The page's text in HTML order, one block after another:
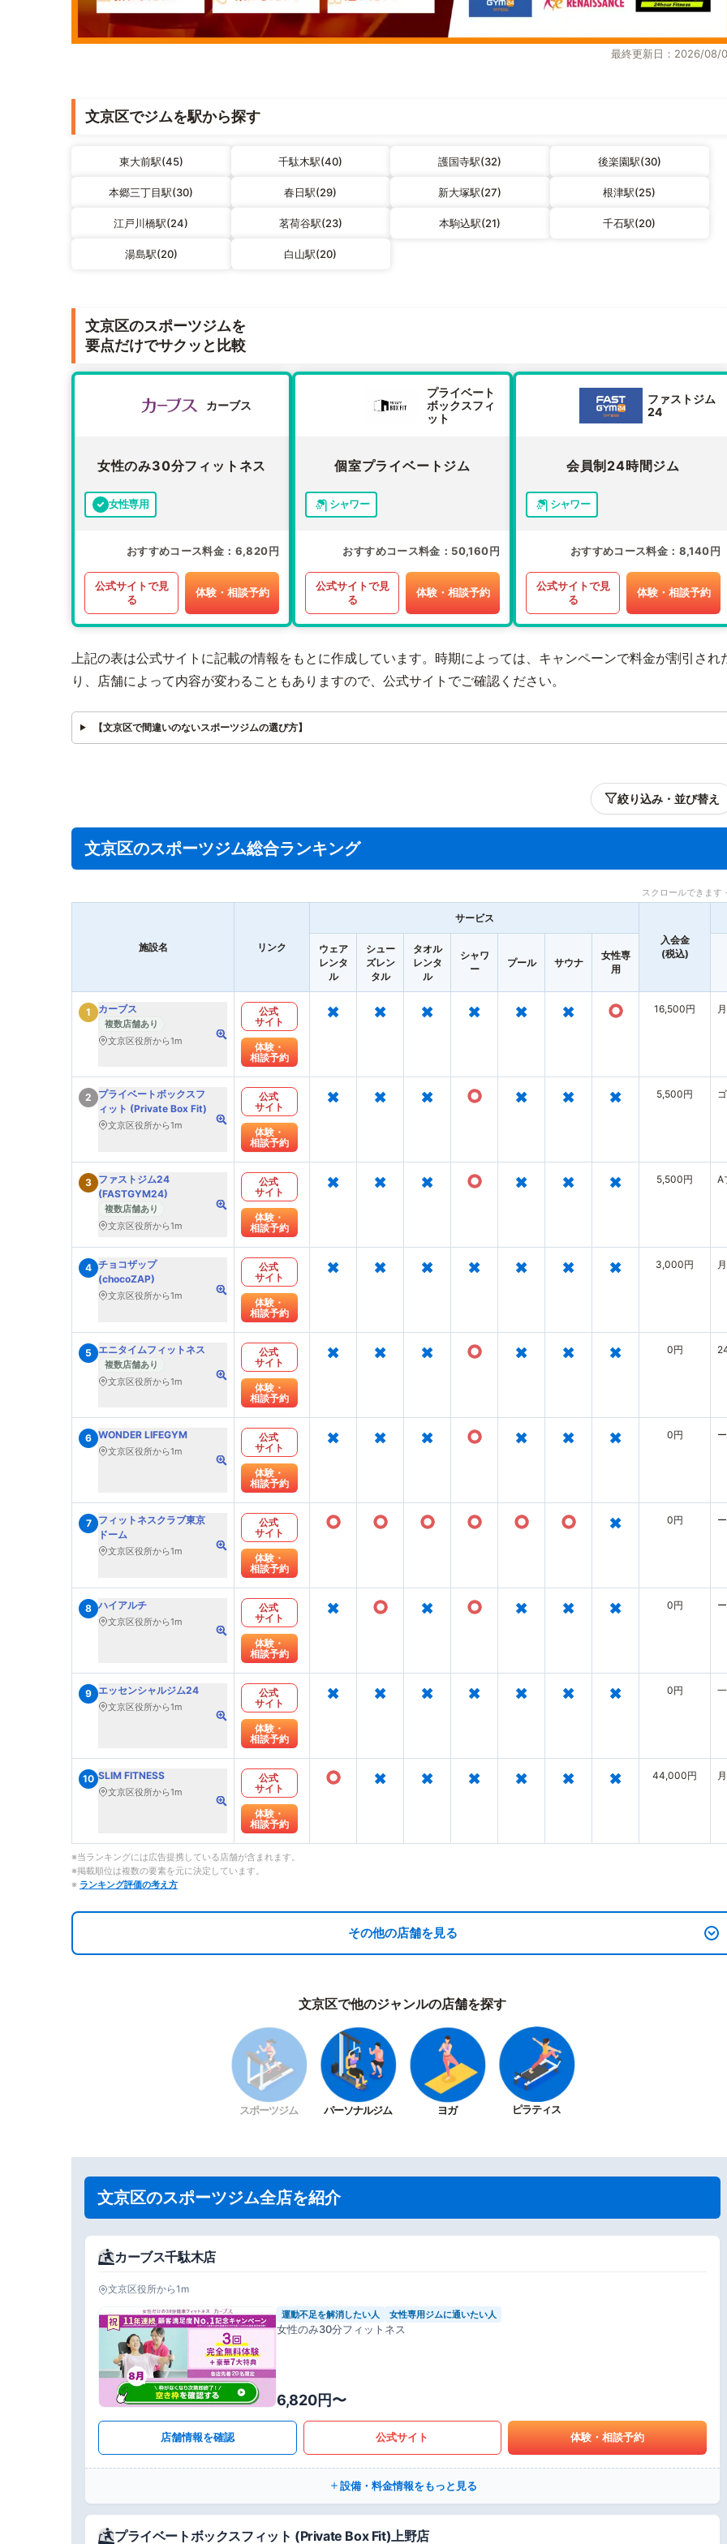
最終更新日：2026/08/
文京区でジムを駅から探す
東大前駅(45) 千駄木駅(40) 護国寺駅(32) 後楽園駅(30)
本郷三丁目駅(30) 春日駅(29) 新大塚駅(27) 根津駅(25)
江戸川橋駅(24) 茗荷谷駅(23) 本駒込駅(21) 千石駅(20)
湯島駅(20) 白山駅(20)
文京区のスポーツジムを
要点だけでサクッと比較
カーブス
女性のみ30分フィットネス
女性専用
おすすめコース料金 6,820円
公式サイトで見
る
体験・相談予約
プライベート
ボックスフィ
ット
個室プライベートジム
シャワー
おすすめコース料金 50,160円
公式サイトで見
る
体験・相談予約
ファストジム
24
会員制24時間ジム
シャワー
おすすめコース料金 8,140円
公式サイトで見
る
体験・相談予約
上記の表は公式サイトに記載の情報をもとに作成しています。時期によっては、キャンペーンで料金が割引され
り、店舗によって内容が変わることもありますので、公式サイトでご確認ください。
【文京区で間違いのないスポーツジムの選び方】
絞り込み・並び替え
文京区のスポーツジム総合ランキング
スクロールできま
施設名 リンク
サービス
入会金
(税込)
ウェア
レンタ
ル
シュー
ズレン
タル
タオル
レンタ
ル
シャワ
ー
プール サウナ
女性専
用
1 カーブス
複数店舗あり
文京区役所から1m
公式
サイト
体験・
相談予約
× × × × × × ○ 16,500円
2
プライベートボックスフ
ィット (Private Box Fit)
文京区役所から1m
公式
サイト
体験・
相談予約
× × × ○ × × × 5,500円
3 ファストジム24
(FASTGYM24)
複数店舗あり
文京区役所から1m
公式
サイト
体験・
相談予約
× × × ○ × × × 5,500円 A
4 チョコザップ
(chocoZAP)
文京区役所から1m
公式
サイト
体験・
相談予約
× × × × × × × 3,000円
5 エニタイムフィットネス
複数店舗あり
文京区役所から1m
公式
サイト
体験・
相談予約
× × × ○ × × × 0円
6 WONDER LIFEGYM
文京区役所から1m
公式
サイト
体験・
相談予約
× × × ○ × × × 0円 ー
7
フィットネスクラブ東京
ドーム
文京区役所から1m
公式
サイト
体験・
相談予約
○ ○ ○ ○ ○ ○ × 0円 ー
8 ハイアルチ
文京区役所から1m
公式
サイト
体験・
相談予約
× ○ × ○ × × × 0円 ー
9 エッセンシャルジム24
文京区役所から1m
公式
サイト
体験・
相談予約
× × × × × × × 0円
10 SLIM FITNESS
文京区役所から1m
公式
サイト
体験・
相談予約
○ × × × × × × 44,000円
※当ランキングには広告提携している店舗が含まれます。
※掲載順位は複数の要素を元に決定しています。
※ ランキング評価の考え方
その他の店舗を見る
文京区で他のジャンルの店舗を探す
スポーツジム パーソナルジム ヨガ ピラティス
文京区のスポーツジム全店を紹介
カーブス千駄木店
文京区役所から1m
運動不足を解消したい人 女性専用ジムに通いたい人
女性のみ30分フィットネス
6,820円〜
店舗情報を確認 公式サイト 体験・相談予約
設備・料金情報をもっと見る
プライベートボックスフィット (Private Box Fit)上野店